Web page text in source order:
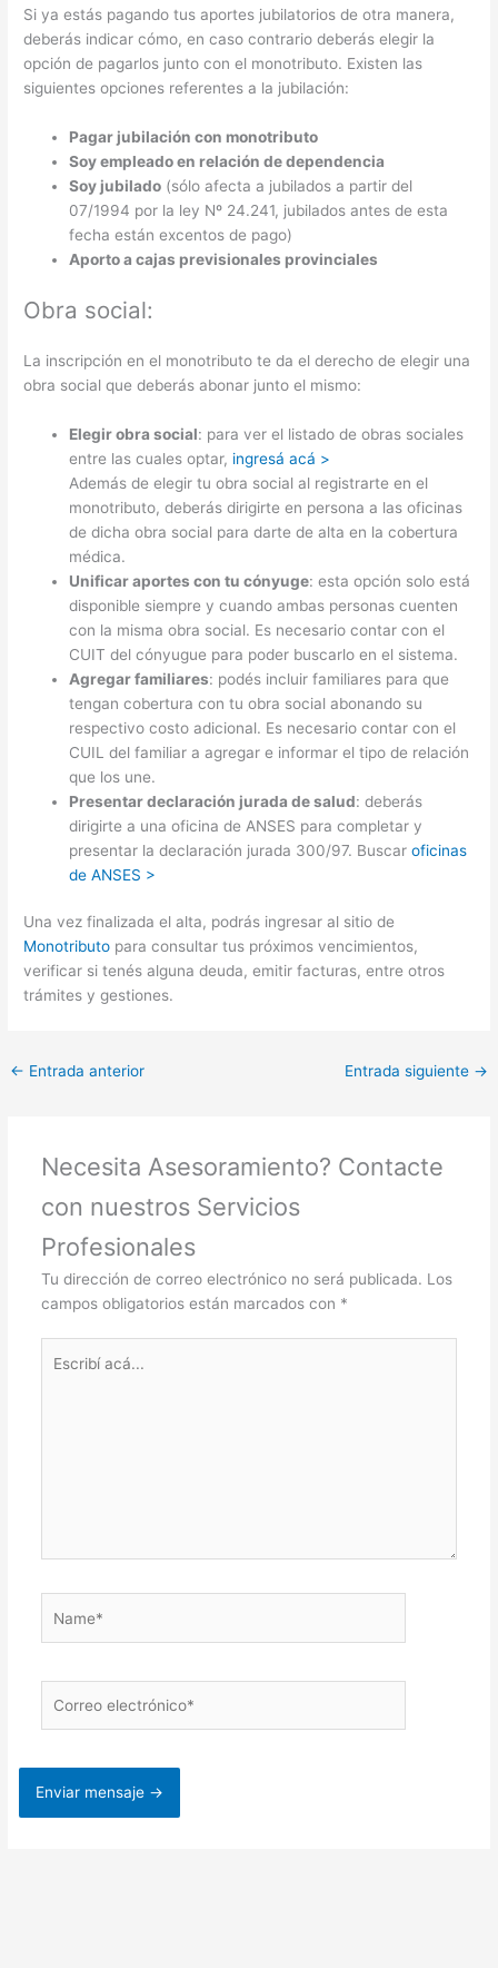
Si ya estás pagando tus aportes jubilatorios de otra manera,
deberás indicar cómo, en caso contrario deberás elegir la
opción de pagarlos junto con el monotributo. Existen las
siguientes opciones referentes a la jubilación:
Pagar jubilación con monotributo
Soy empleado en relación de dependencia
Soy jubilado (sólo afecta a jubilados a partir del
07/1994 por la ley Nº 24.241, jubilados antes de esta
fecha están excentos de pago)
Aporto a cajas previsionales provinciales
Obra social:
La inscripción en el monotributo te da el derecho de elegir una
obra social que deberás abonar junto el mismo:
Elegir obra social: para ver el listado de obras sociales
entre las cuales optar, ingresá acá >
Además de elegir tu obra social al registrarte en el
monotributo, deberás dirigirte en persona a las oficinas
de dicha obra social para darte de alta en la cobertura
médica.
Unificar aportes con tu cónyuge: esta opción solo está
disponible siempre y cuando ambas personas cuenten
con la misma obra social. Es necesario contar con el
CUIT del cónyugue para poder buscarlo en el sistema.
Agregar familiares: podés incluir familiares para que
tengan cobertura con tu obra social abonando su
respectivo costo adicional. Es necesario contar con el
CUIL del familiar a agregar e informar el tipo de relación
que los une.
Presentar declaración jurada de salud: deberás
dirigirte a una oficina de ANSES para completar y
presentar la declaración jurada 300/97. Buscaroficinas
de ANSES >
Una vez finalizada el alta, podrás ingresar al sitio de
Monotributo para consultar tus próximos vencimientos,
verificar si tenés alguna deuda, emitir facturas, entre otros
trámites y gestiones.
← Entrada anterior Entrada siguiente →
Necesita Asesoramiento? Contacte
con nuestros Servicios
Profesionales
Tu dirección de correo electrónico no será publicada. Los
campos obligatorios están marcados con *
acá...
electrónico*